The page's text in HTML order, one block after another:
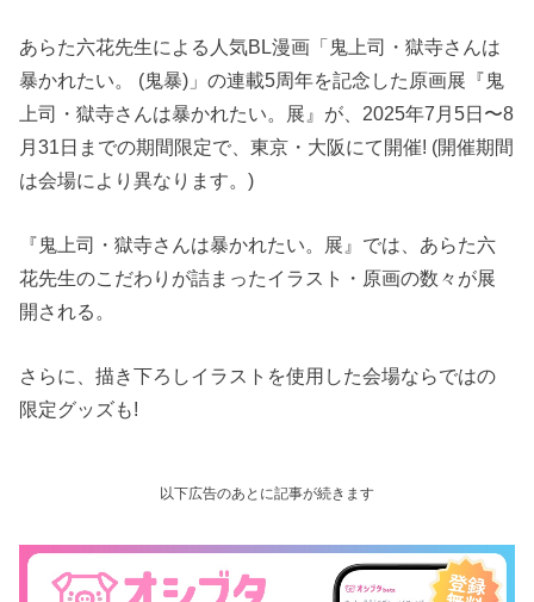
あらた六花先生による人気BL漫画「鬼上司・獄寺さんは
暴かれたい。 (鬼暴)」の連載5周年を記念した原画展『鬼
上司・獄寺さんは暴かれたい。展』が、2025年7月5日〜8
月31日までの期間限定で、東京・大阪にて開催! (開催期間
は会場により異なります。)
『鬼上司・獄寺さんは暴かれたい。展』では、あらた六
花先生のこだわりが詰まったイラスト・原画の数々が展
開される。
さらに、描き下ろしイラストを使用した会場ならではの
限定グッズも!
以下広告のあとに記事が続きます